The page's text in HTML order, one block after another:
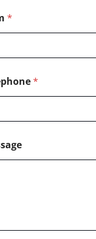
*
*